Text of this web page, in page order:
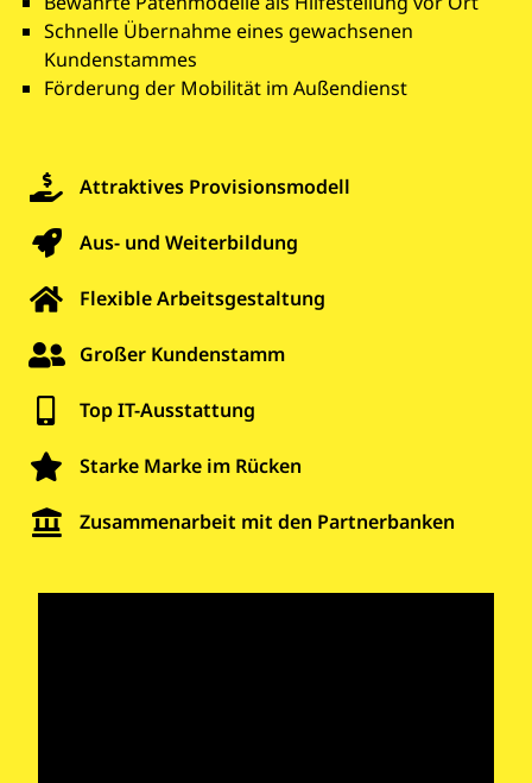
Schnelle Übernahme eines gewachsenen
Kundenstammes
Förderung der Mobilität im Außendienst
Attraktives Provisionsmodell
Aus- und Weiterbildung
Flexible Arbeitsgestaltung
Großer Kundenstamm
Top IT-Ausstattung
Starke Marke im Rücken
Zusammenarbeit mit den Partnerbanken